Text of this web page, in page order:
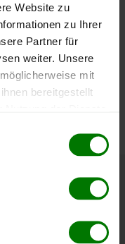
Website zu
zu Ihrer
Partner für
weiter. Unsere
mit
bereitgestellt
Mai
in Deutschland
Pelletspreise-Seite
der